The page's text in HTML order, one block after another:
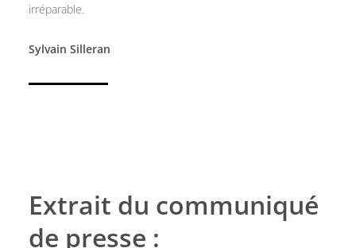
irréparable.
Sylvain Silleran
Extrait du communiqué
de presse :